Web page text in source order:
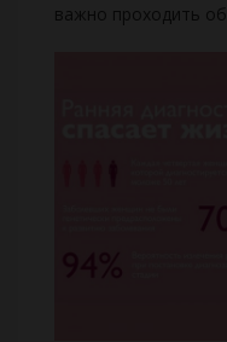
важно проходить